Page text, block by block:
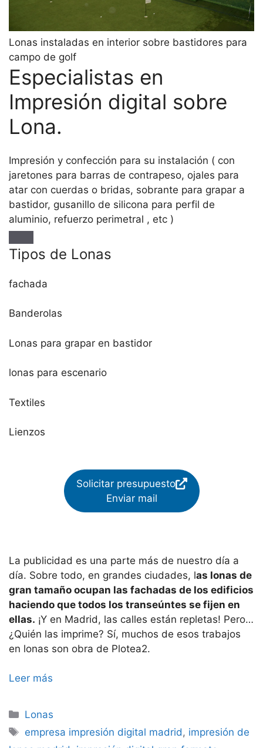
Lonas instaladas en interior sobre bastidores para
campo de golf
Especialistas en
Impresión digital sobre
Lona.
Impresión y confección para su instalación ( con
jaretones para barras de contrapeso, ojales para
atar con cuerdas o bridas, sobrante para grapar a
bastidor, gusanillo de silicona para perfil de
aluminio, refuerzo perimetral , etc )
Tipos de Lonas
fachada
Banderolas
Lonas para grapar en bastidor
lonas para escenario
Textiles
Lienzos
Solicitar presupuesto
Enviar mail
La publicidad es una parte más de nuestro día a
día. Sobre todo, en grandes ciudades, las lonas de
gran tamaño ocupan las fachadas de los edificios
haciendo que todos los transeúntes se fijen en
ellas. ¡Y en Madrid, las calles están repletas! Pero…
¿Quién las imprime? Sí, muchos de esos trabajos
en lonas son obra de Plotea2.
Leer más
Categorías
Lonas
Etiquetas
empresa impresión digital madrid, impresión de